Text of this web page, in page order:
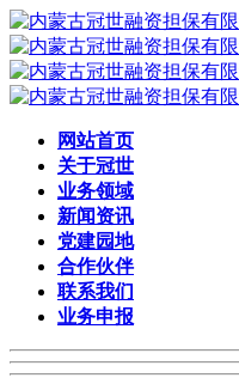
网站首页
关于冠世
业务领域
新闻资讯
党建园地
合作伙伴
联系我们
业务申报